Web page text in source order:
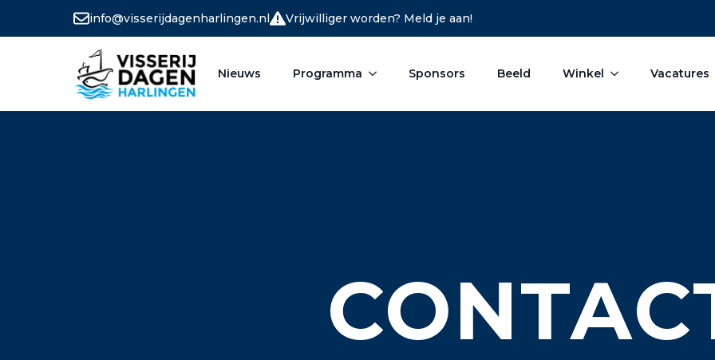
info@visserijdagenharlingen.nl Vrijwilliger worden? Meld je aan!
Nieuws Programma Sponsors Beeld Winkel Vacatures